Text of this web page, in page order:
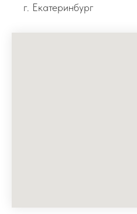
г. Екатеринбург